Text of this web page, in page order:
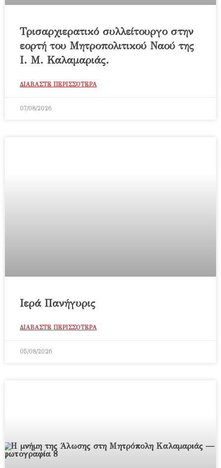
Τρισαρχιερατικό συλλείτουργο στην
εορτή του Μητροπολιτικού Ναού της
Ι. Μ. Καλαμαριάς.
ΔΙΑΒΑΣΤΕ ΠΕΡΙΣΣΟΤΕΡΑ
07/08/2026
Ιερά Πανήγυρις
ΔΙΑΒΑΣΤΕ ΠΕΡΙΣΣΟΤΕΡΑ
05/08/2026